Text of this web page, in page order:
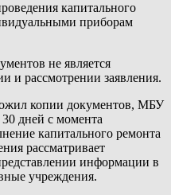
капитального
приборам
не является
и рассмотрении заявления.
копии документов, МБУ
30 дней с момента
капитального ремонта
рассматривает
информации в
учреждения.